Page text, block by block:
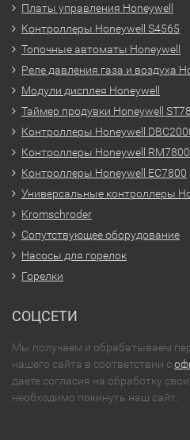
Платы управления Honeywell
Контроллеры Honeywell S4565
Топочные автоматы Honeywell
Реле давления газа и воздуха
Модули дисплея Honeywell
Таймер продувки Honeywell
Контроллеры Honeywell
Контроллеры Honeywell RM7800
Контроллеры Honeywell EC7800
Универсальные контроллеры
Kromschroder
Сопутствующее оборудование
Насосы для горелок
Горелки
СОЦСЕТИ
Мы получаем и обрабатываем
нашего сайта в соответствии с
даете согласия на обработку
необходимо покинуть наш сайт.